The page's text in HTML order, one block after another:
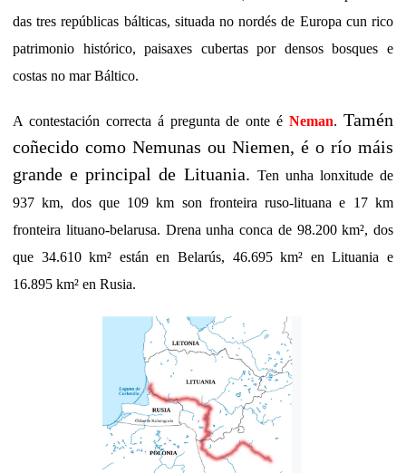
das tres repúblicas bálticas, situada no nordés de Europa cun rico
patrimonio histórico, paisaxes cubertas por densos bosques e
costas no mar Báltico.
A contestación correcta á pregunta de onte éNeman.Tamén
coñecido como Nemunas ou Niemen, é o río máis
grande e principal de Lituania. Ten unha lonxitude de
937 km, dos que 109 km son fronteira ruso-lituana e 17 km
fronteira lituano-belarusa. Drena unha conca de 98.200 km², dos
que 34.610 km² están en Belarús, 46.695 km² en Lituania e
16.895 km² en Rusia.